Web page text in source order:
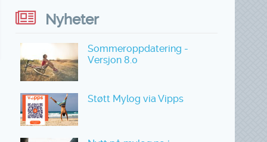
Nyheter
Sommeroppdatering -
Versjon 8.0
Støtt Mylog via Vipps